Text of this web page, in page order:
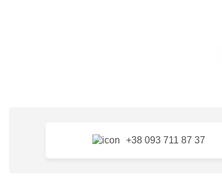
+38 093 711 87 37